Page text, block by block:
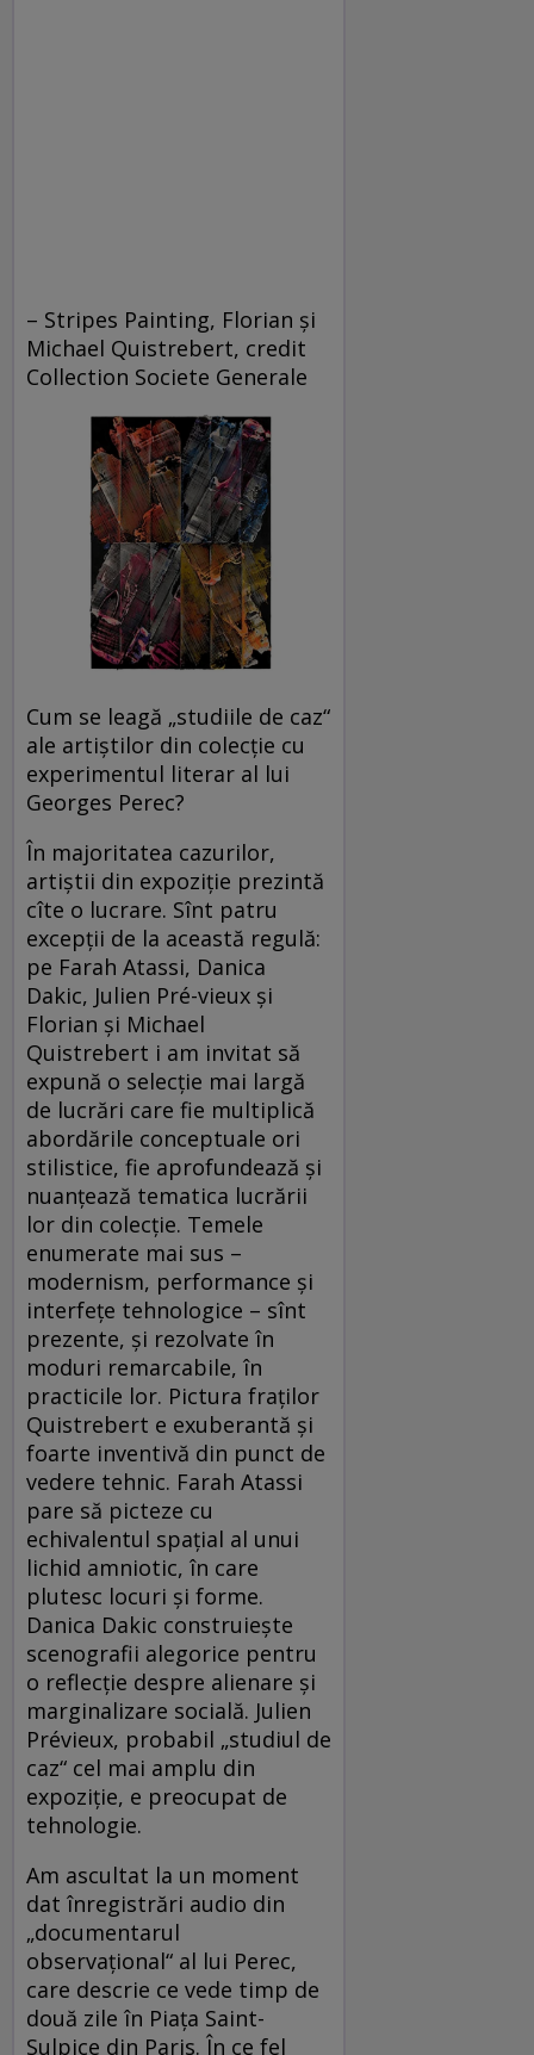
– Stripes Painting, Florian și
Michael Quistrebert, credit
Collection Societe Generale
Cum se leagă „studiile de caz“
ale artiștilor din colecție cu
experimentul literar al lui
Georges Perec?
În majoritatea cazurilor,
artiștii din expoziție prezintă
cîte o lucrare. Sînt patru
excepții de la această regulă:
pe Farah Atassi, Danica
Dakic, Julien Pré-vieux și
Florian și Michael
Quistrebert i am invitat să
expună o selecție mai largă
de lucrări care fie multiplică
abordările conceptuale ori
stilistice, fie aprofundează și
nuanțează tematica lucrării
lor din colecție. Temele
enumerate mai sus –
modernism, performance și
interfețe tehnologice – sînt
prezente, și rezolvate în
moduri remarcabile, în
practicile lor. Pictura fraților
Quistrebert e exuberantă și
foarte inventivă din punct de
vedere tehnic. Farah Atassi
pare să picteze cu
echivalentul spațial al unui
lichid amniotic, în care
plutesc locuri și forme.
Danica Dakic construiește
scenografii alegorice pentru
o reflecție despre alienare și
marginalizare socială. Julien
Prévieux, probabil „studiul de
caz“ cel mai amplu din
expoziție, e preocupat de
tehnologie.
Am ascultat la un moment
dat înregistrări audio din
„documentarul
observațional“ al lui Perec,
care descrie ce vede timp de
două zile în Piața Saint-
Sulpice din Paris. În ce fel